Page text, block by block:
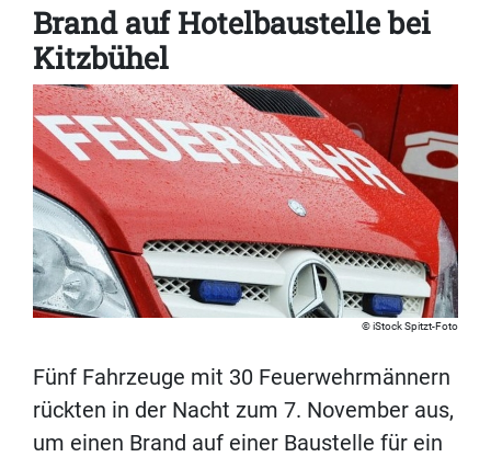
Brand auf Hotelbaustelle bei
Kitzbühel
iStock Spitzt-Foto
Fünf Fahrzeuge mit 30 Feuerwehrmännern
rückten in der Nacht zum 7. November aus,
um einen Brand auf einer Baustelle für ein